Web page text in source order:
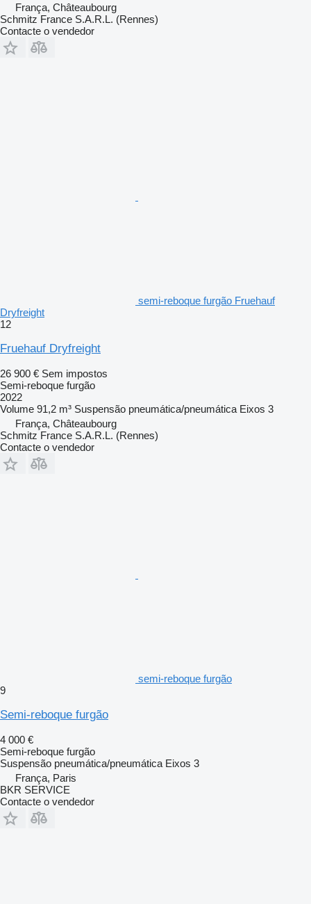
França, Châteaubourg
Schmitz France S.A.R.L. (Rennes)
Contacte o vendedor
semi-reboque furgão Fruehauf
Dryfreight
12
Fruehauf Dryfreight
26 900 € Sem impostos
Semi-reboque furgão
2022
Volume 91,2 m³ Suspensão pneumática/pneumática Eixos 3
França, Châteaubourg
Schmitz France S.A.R.L. (Rennes)
Contacte o vendedor
semi-reboque furgão
9
Semi-reboque furgão
4 000 €
Semi-reboque furgão
Suspensão pneumática/pneumática Eixos 3
França, Paris
BKR SERVICE
Contacte o vendedor